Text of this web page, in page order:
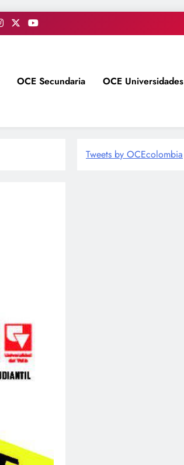
OCE Secundaria OCE Universidades
Tweets by OCEcolombia